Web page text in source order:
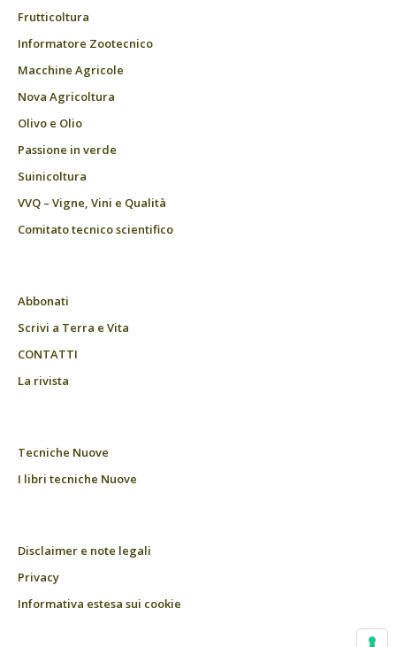
Frutticoltura
Informatore Zootecnico
Macchine Agricole
Nova Agricoltura
Olivo e Olio
Passione in verde
Suinicoltura
VVQ – Vigne, Vini e Qualità
Comitato tecnico scientifico
Abbonati
Scrivi a Terra e Vita
CONTATTI
La rivista
Tecniche Nuove
I libri tecniche Nuove
Disclaimer e note legali
Privacy
Informativa estesa sui cookie